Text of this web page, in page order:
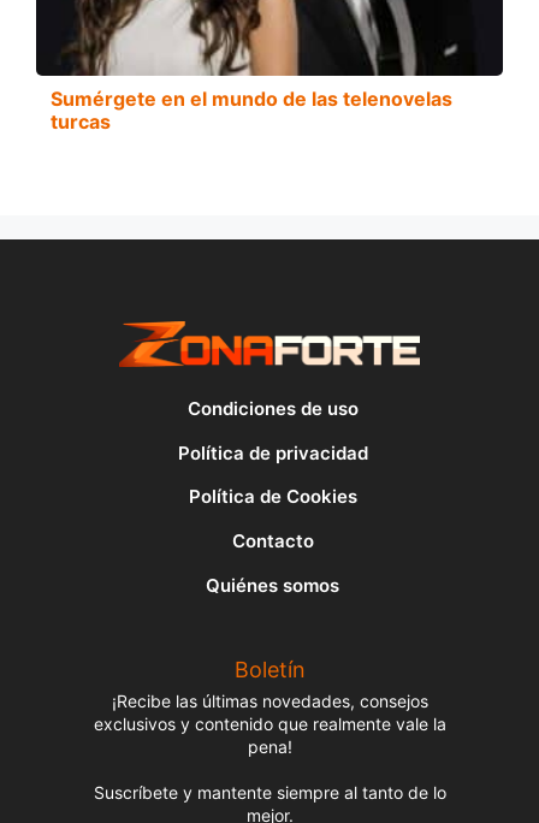
Sumérgete en el mundo de las telenovelas
turcas
Condiciones de uso
Política de privacidad
Política de Cookies
Contacto
Quiénes somos
Boletín
¡Recibe las últimas novedades, consejos
exclusivos y contenido que realmente vale la
pena!
Suscríbete y mantente siempre al tanto de lo
mejor.